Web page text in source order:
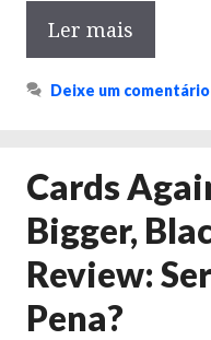
Ler mais
Deixe um comentário
Cards
Bigger,
Review:
Pena?